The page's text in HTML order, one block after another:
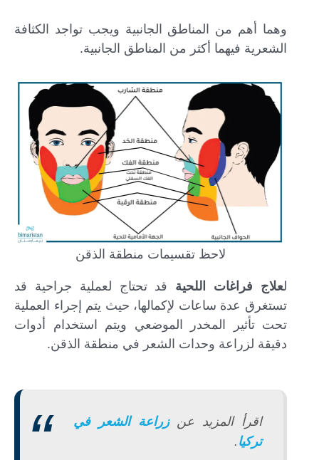
وهما أهم من المناطق الجانبية ويجب تواجد الكثافة
الشعرية فيهما أكثر من المناطق الجانبية.
لاحظ تقسيمات منطقة الذقن
لعلاج فراغات اللحية قد تحتاج لعملية جراحية قد
تستغرق عدة ساعات لإكمالها، حيث يتم إجراء العملية
تحت تأثير المخدر الموضعي ويتم استخدام أدوات
دقيقة لزراعة وحدات الشعر في منطقة الذقن.
اقرأ المزيد عنزراعة الشعر في
تركيا .